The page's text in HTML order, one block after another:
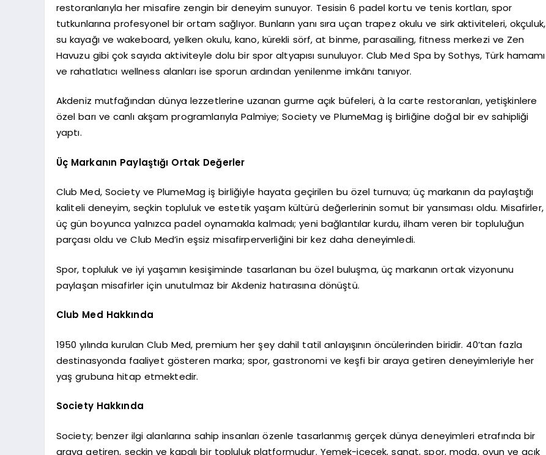
restoranlarıyla her misafire zengin bir deneyim sunuyor. Tesisin 6 padel kortu ve tenis kortları, spor
tutkunlarına profesyonel bir ortam sağlıyor. Bunların yanı sıra uçan trapez okulu ve sirk aktiviteleri, okçuluk,
su kayağı ve wakeboard, yelken okulu, kano, kürekli sörf, at binme, parasailing, fitness merkezi ve Zen
Havuzu gibi çok sayıda aktiviteyle dolu bir spor altyapısı sunuluyor. Club Med Spa by Sothys, Türk hamamı
ve rahatlatıcı wellness alanları ise sporun ardından yenilenme imkânı tanıyor.
Akdeniz mutfağından dünya lezzetlerine uzanan gurme açık büfeleri, à la carte restoranları, yetişkinlere
özel barı ve canlı akşam programlarıyla Palmiye; Society ve PlumeMag iş birliğine doğal bir ev sahipliği
yaptı.
Üç Markanın Paylaştığı Ortak Değerler
Club Med, Society ve PlumeMag iş birliğiyle hayata geçirilen bu özel turnuva; üç markanın da paylaştığı
kaliteli deneyim, seçkin topluluk ve estetik yaşam kültürü değerlerinin somut bir yansıması oldu. Misafirler,
üç gün boyunca yalnızca padel oynamakla kalmadı; yeni bağlantılar kurdu, ilham veren bir topluluğun
parçası oldu ve Club Med’in eşsiz misafirperverliğini bir kez daha deneyimledi.
Spor, topluluk ve iyi yaşamın kesişiminde tasarlanan bu özel buluşma, üç markanın ortak vizyonunu
paylaşan misafirler için unutulmaz bir Akdeniz hatırasına dönüştü.
Club Med Hakkında
1950 yılında kurulan Club Med, premium her şey dahil tatil anlayışının öncülerinden biridir. 40’tan fazla
destinasyonda faaliyet gösteren marka; spor, gastronomi ve keşfi bir araya getiren deneyimleriyle her
yaş grubuna hitap etmektedir.
Society Hakkında
Society; benzer ilgi alanlarına sahip insanları özenle tasarlanmış gerçek dünya deneyimleri etrafında bir
araya getiren, seçkin ve kapalı bir topluluk platformudur. Yemek-içecek, sanat, spor, moda, oyun ve açık